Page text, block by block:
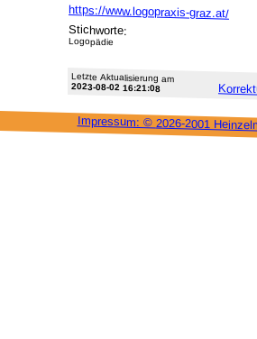
https://www.logopraxis-graz.at/
Stichworte:
Logopädie
Letzte Aktu­alisie­rung am
2023-08-02 16:21:08
Impressum: © 2026-2001